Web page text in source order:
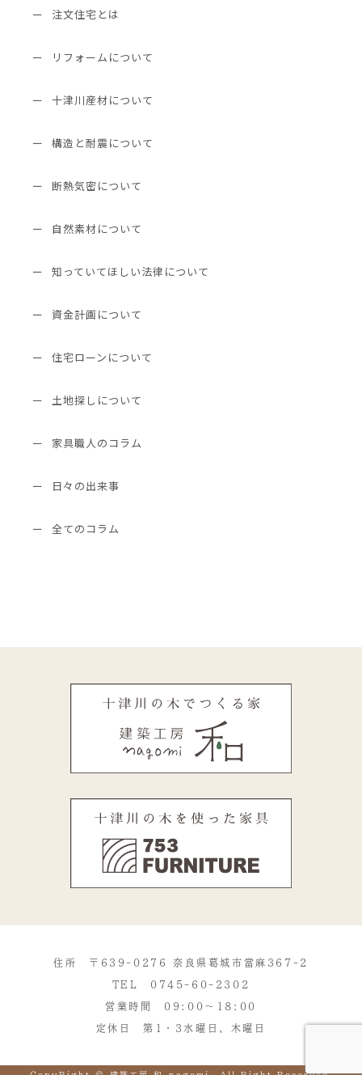
注文住宅とは
リフォームについて
十津川産材について
構造と耐震について
断熱気密について
自然素材について
知っていてほしい法律について
資金計画について
住宅ローンについて
土地探しについて
家具職人のコラム
日々の出来事
全てのコラム
住所 〒639-0276 奈良県葛城市當麻367-2
TEL 0745-60-2302
営業時間 09:00～18:00
定休日 第1・3水曜日、木曜日